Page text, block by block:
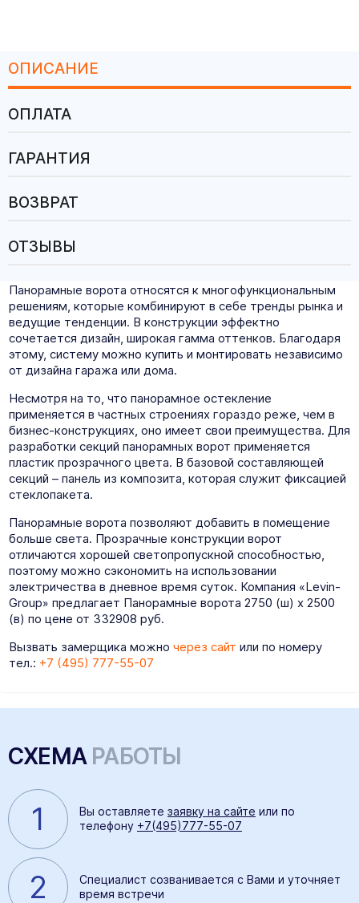
ОПИСАНИЕ
ОПЛАТА
ГАРАНТИЯ
ВОЗВРАТ
ОТЗЫВЫ
Панорамные ворота относятся к многофункциональным
решениям, которые комбинируют в себе тренды рынка и
ведущие тенденции. В конструкции эффектно
сочетается дизайн, широкая гамма оттенков. Благодаря
этому, систему можно купить и монтировать независимо
от дизайна гаража или дома.
Несмотря на то, что панорамное остекление
применяется в частных строениях гораздо реже, чем в
бизнес-конструкциях, оно имеет свои преимущества. Для
разработки секций панорамных ворот применяется
пластик прозрачного цвета. В базовой составляющей
секций – панель из композита, которая служит фиксацией
стеклопакета.
Панорамные ворота позволяют добавить в помещение
больше света. Прозрачные конструкции ворот
отличаются хорошей светопропускной способностью,
поэтому можно сэкономить на использовании
электричества в дневное время суток. Компания «Levin-
Group» предлагает Панорамные ворота 2750 (ш) х 2500
(в) по цене от 332908 руб.
Вызвать замерщика можно через сайт или по номеру
тел.: +7 (495) 777-55-07
СХЕМА РАБОТЫ
1 Вы оставляете заявку на сайте или по
телефону +7(495)777-55-07
2
Специалист созванивается с Вами и уточняет
время встречи